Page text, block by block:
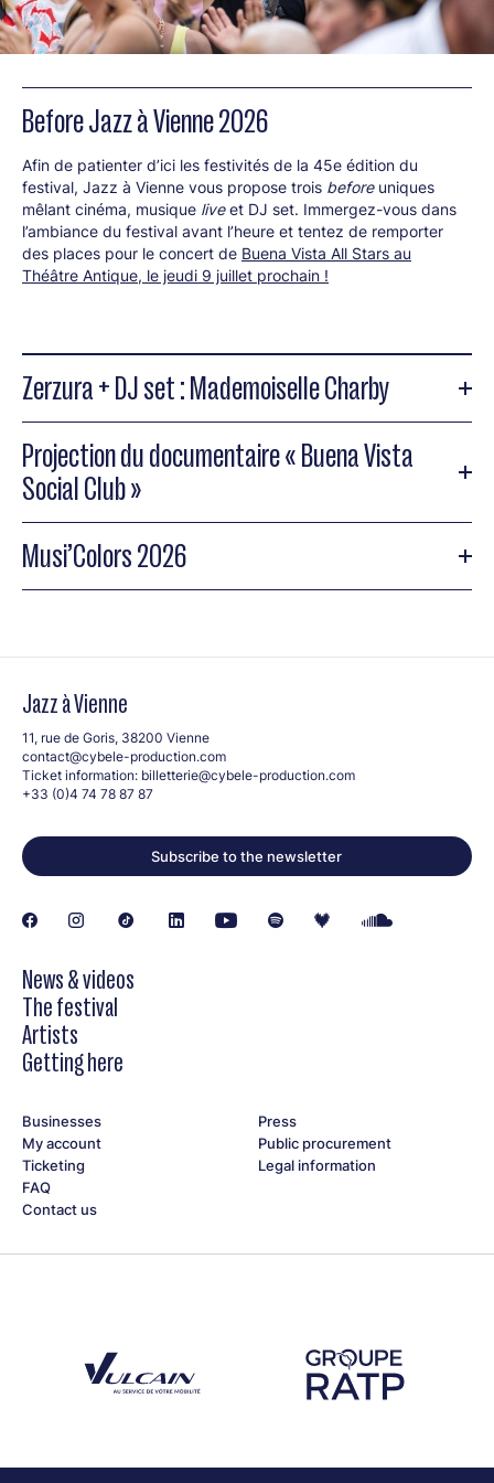
Before Jazz à Vienne 2026
Afin de patienter d’ici les festivités de la 45e édition du
festival, Jazz à Vienne vous propose trois before uniques
mêlant cinéma, musique liveet DJ set. Immergez-vous dans
l’ambiance du festival avant l’heure et tentez de remporter
des places pour le concert de Buena Vista All Stars au
Théâtre Antique, le jeudi 9 juillet prochain !
Zerzura + DJ set : Mademoiselle Charby
Projection du documentaire « Buena Vista
Social Club »
Musi’Colors 2026
Jazz à Vienne
11, rue de Goris, 38200 Vienne
contact@cybele-production.com
Ticket information: billetterie@cybele-production.com
+33 (0)4 74 78 87 87
Subscribe to the newsletter
News & videos
The festival
Artists
Getting here
Businesses
My account
Ticketing
FAQ
Contact us
Press
Public procurement
Legal information